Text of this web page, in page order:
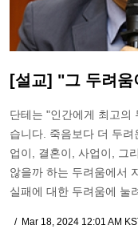
[설교] "그 두려
단테는 "인간에게 최고의
습니다. 죽음보다 더 두
업이, 결혼이, 사업이, 그
않을까 하는 두려움에서
실패에 대한 두려움에 눌
Mar 18, 2024 12:01 AM